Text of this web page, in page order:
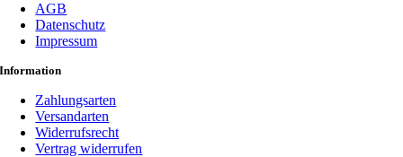
AGB
Datenschutz
Impressum
Information
Zahlungsarten
Versandarten
Widerrufsrecht
Vertrag widerrufen